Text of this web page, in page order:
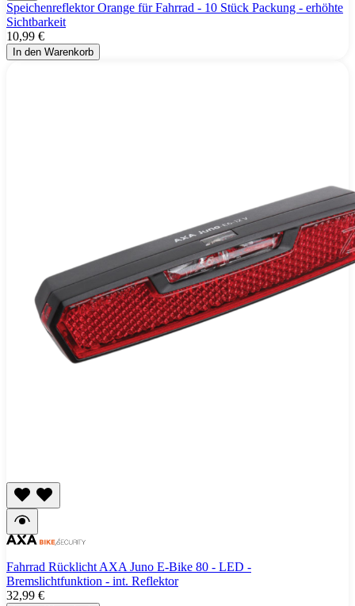
Speichenreflektor Orange für Fahrrad - 10 Stück Packung - erhöhte
Sichtbarkeit
10,99 €
In den Warenkorb
Fahrrad Rücklicht AXA Juno E-Bike 80 - LED -
Bremslichtfunktion - int. Reflektor
32,99 €